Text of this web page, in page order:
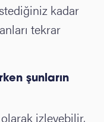
kadar
tekrar
şunların
izleyebilir,